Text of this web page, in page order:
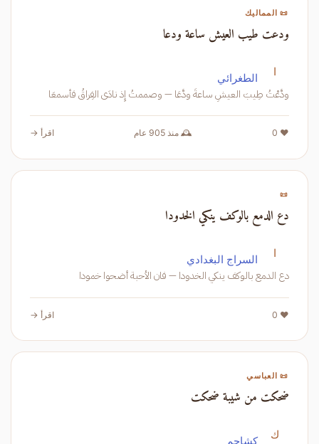
📜 المماليك
ودعت طيب العيش ساعة ودعا
ا الطغرائي
ودَّعْتُ طِيبَ العيشِ ساعةَ ودَّعَا — وصممتُ إِذ نادَى الفِراقُ فأسمعَا
❤️ 0 🕰️ منذ 905 عام اقرأ →
📜
دع الدمع بالوكف ينكي الخدودا
ا السراج البغدادي
دع الدمع بالوكف ينكي الخدودا — فان الأحبة أضحوا خمودا
❤️ 0 اقرأ →
📜 العباسي
ضحكت من شيبة ضحكت
ك كشاجم